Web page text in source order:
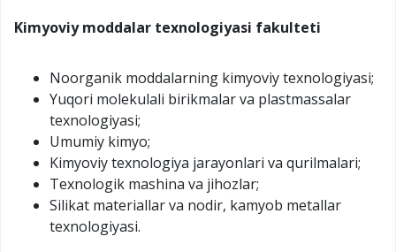
Kimyoviy moddalar texnologiyasi fakulteti
Noorganik moddalarning kimyoviy texnologiyasi;
Yuqori molekulali birikmalar va plastmassalar
texnologiyasi;
Umumiy kimyo;
Kimyoviy texnologiya jarayonlari va qurilmalari;
Texnologik mashina va jihozlar;
Silikat materiallar va nodir, kamyob metallar
texnologiyasi.